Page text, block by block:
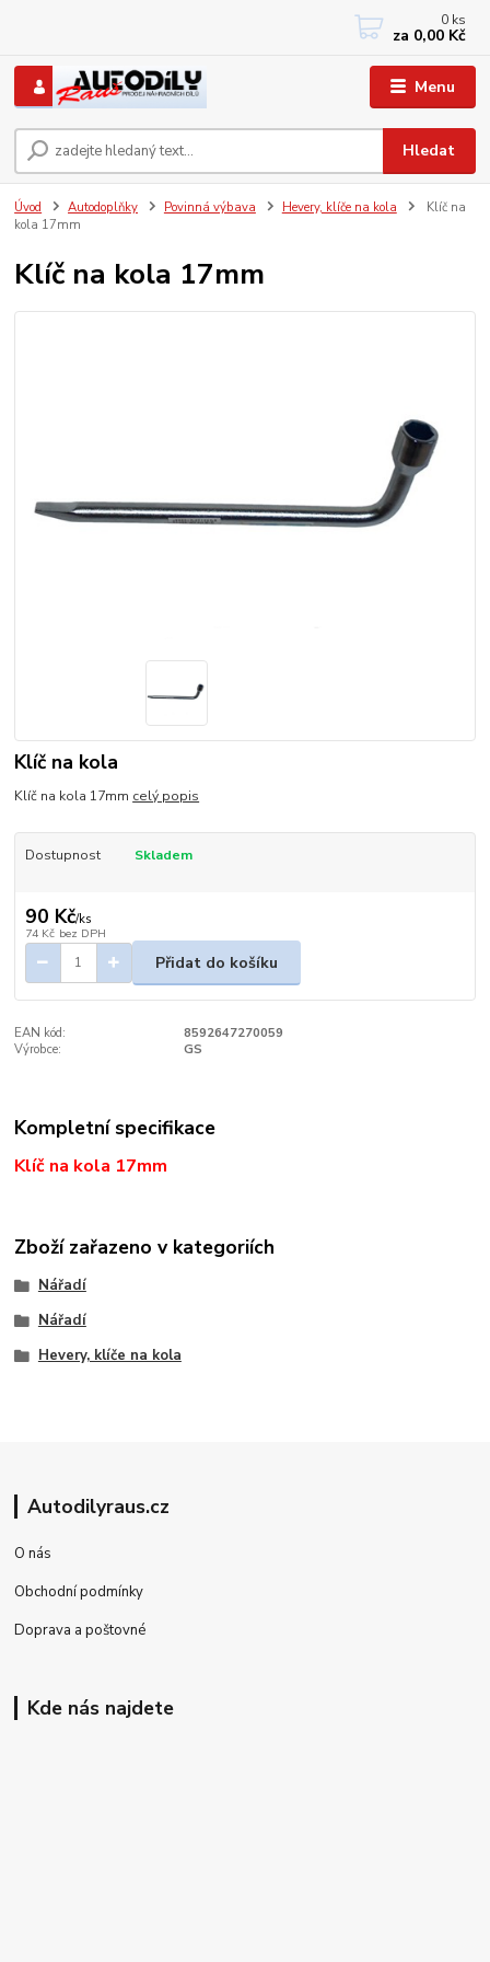
Menu
Hledat
+420 733767377
PO-PÁ: 8 - 12, 13 - 17
0 ks
za 0,00 Kč
Úvod Autodoplňky Povinná výbava Hevery, klíče na kola
Klíč na
kola 17mm
Klíč na kola 17mm
Klíč na kola
Klíč na kola 17mm celý popis
Dostupnost Skladem
90 Kč/ks
74 Kč bez DPH
Přidat do košíku
EAN kód:
8592647270059
Výrobce:
GS
Kompletní specifikace
Klíč na kola 17mm
Zboží zařazeno v kategoriích
Nářadí
Nářadí
Hevery, klíče na kola
Autodilyraus.cz
O nás
Obchodní podmínky
Doprava a poštovné
Kde nás najdete